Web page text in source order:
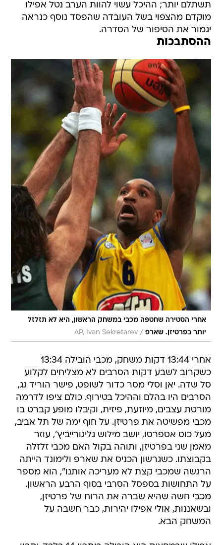
תשתלם יותר; ההיכל עשוי להוות הערב נטל אפילו
מוקדם מהצפוי בשל העובדה שהפסד נוסף כנראה
יגמור את הסיפור של הסדרה.
ההסתבכות
אחרי הסטירה שחטפה מכבי במשחק הראשון, היא לא תזלזל
יותר בפרטיזן. שארפ /
AP, Ivan Sekretarev
אחרי 13:44 דקות משחק, מכבי הובילה 13:34
כשקרוב לשבע דקות הסרבים לא מצליחים לקלוע
סל שדה. יאן וסלי מסר כדור לשופט, פישר הוריד גג,
הסרבים היו בהלם וההיכל בטירוף. כולם ציפו לדרמה
מורטת עצבים, מיוזעת, פיזית, וקיבלו מופע קברט בו
מכבי מפשיטה את פרטיזן. על חוף ימה של תל אביב,
מעל כוס אספרסו, יושב מילוש גליגורייביץ', עוזר
מאמן שני בפרטיזן, ותוהה בקול האם מכבי זלזלה
בקבוצתו. כשגרשון הכניס את שארפ ולימונד הייתה
הרגשה שמכבי קצת לא מעריכה אותנו", הוא מספר
על התחושות בספסל הסרבי בסוף הרבע הראשון.
מכבי חשה שהיא שברה את הרוח של פרטיזן,
ובשאננות, אולי אפילו יהירות, כבר חשבה על
המשחק הבא.